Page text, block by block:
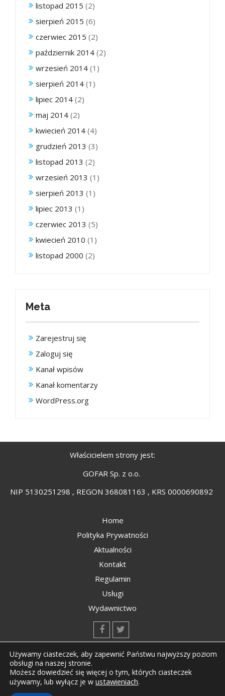
listopad 2015 (2)
sierpień 2015 (6)
czerwiec 2015 (2)
październik 2014 (2)
wrzesień 2014 (1)
sierpień 2014 (1)
lipiec 2014 (2)
maj 2014 (2)
kwiecień 2014 (4)
grudzień 2013 (3)
listopad 2013 (2)
wrzesień 2013 (1)
sierpień 2013 (1)
lipiec 2013 (1)
czerwiec 2013 (5)
kwiecień 2010 (1)
listopad 2000 (2)
Meta
Zarejestruj się
Zaloguj się
Kanał wpisów
Kanał komentarzy
WordPress.org
Właścicielem strony jest:
GOFAR Sp. z o.o.
NIP 5130251298 , REGON 368081163 , KRS 0000690892
Home
Polityka Prywatności
Aktualności
Kontakt
Regulamin
Usługi
Wydawnictwo
Używamy ciasteczek, aby zapewnić Państwu najwyższy poziom
obsługi na naszej stronie.
Możesz dowiedzieć się więcej o tym, których ciasteczek
używamy, lub wyłącz je w ustawieniach.